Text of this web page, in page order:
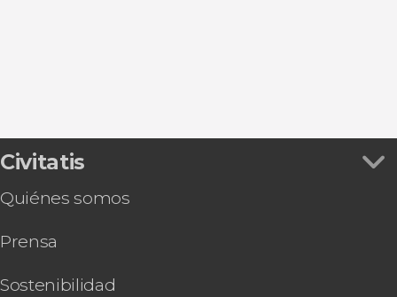
Civitatis
Quiénes somos
Prensa
Sostenibilidad